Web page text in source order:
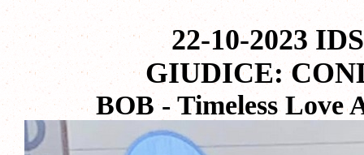
22-10-2023
GIUDICE:
BOB - Timeless Love